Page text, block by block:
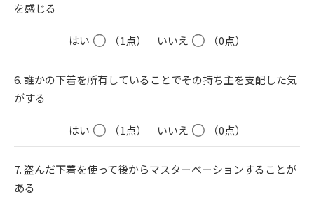
を感じる
はい （1点） いいえ （0点）
6. 誰かの下着を所有していることでその持ち主を支配した気
がする
はい （1点） いいえ （0点）
7. 盗んだ下着を使って後からマスターベーションすることが
ある